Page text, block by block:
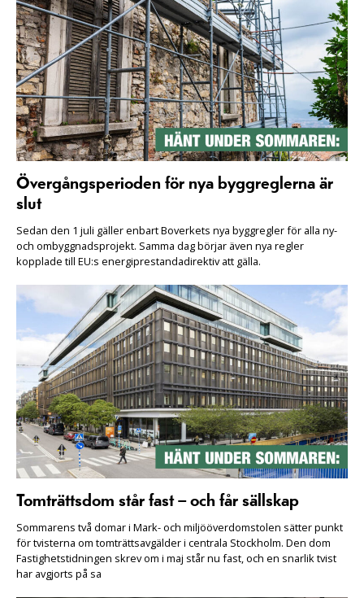
Övergångsperioden för nya byggreglerna är
slut
Sedan den 1 juli gäller enbart Boverkets nya byggregler för alla ny-
och ombyggnadsprojekt. Samma dag börjar även nya regler
kopplade till EU:s energiprestandadirektiv att gälla.
Tomträttsdom står fast – och får sällskap
Sommarens två domar i Mark- och miljööverdomstolen sätter punkt
för tvisterna om tomträttsavgälder i centrala Stockholm. Den dom
Fastighetstidningen skrev om i maj står nu fast, och en snarlik tvist
har avgjorts på sa